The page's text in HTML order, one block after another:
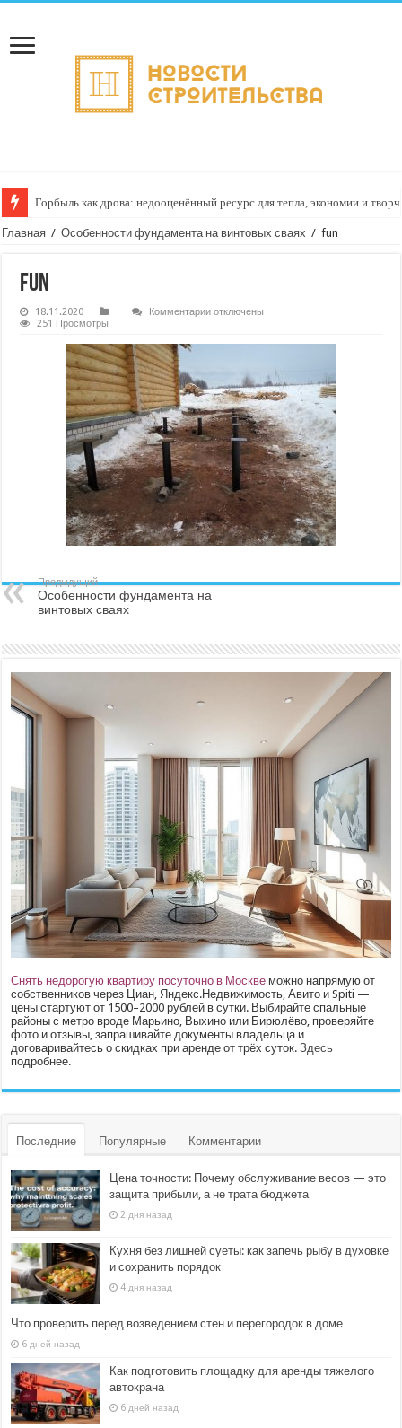
Горбыль как дрова: недооценённый ресурс для тепла, экономии и
Главная / Особенности фундамента на винтовых сваях / fun
fun
18.11.2020 Комментариикотключены
251 Просмотры
Предыдущий
Особенности фундамента на
винтовых сваях
Снять недорогую квартиру посуточно в Москве можно напрямую от
собственников через Циан, Яндекс.Недвижимость, Авито и Spiti —
цены стартуют от 1500–2000 рублей в сутки. Выбирайте спальные
районы с метро вроде Марьино, Выхино или Бирюлёво, проверяйте
фото и отзывы, запрашивайте документы владельца и
договаривайтесь о скидках при аренде от трёх суток.Здесь
подробнее.
Последние Популярные Комментарии
Цена точности: Почему обслуживание весов — это
защита прибыли, а не трата бюджета
2 дня назад
Кухня без лишней суеты: как запечь рыбу в духовке
и сохранить порядок
4 дня назад
Что проверить перед возведением стен и перегородок в доме
6 дней назад
Как подготовить площадку для аренды тяжелого
автокрана
6 дней назад